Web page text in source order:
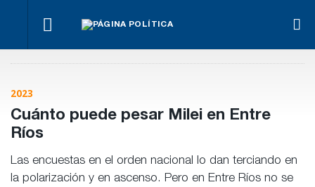
El
oficialismo
la reforma
Hacer lo
con el
Para Bahl, la
gestión
2023
Cuánto puede pesar Milei en Entre
Ríos
Las encuestas en el orden nacional lo dan terciando en
la polarización y en ascenso. Pero en Entre Ríos no se